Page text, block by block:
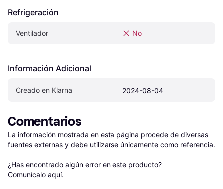
Refrigeración
Ventilador No
Información Adicional
Creado en Klarna 2024-08-04
Comentarios
La información mostrada en esta página procede de diversas
fuentes externas y debe utilizarse únicamente como referencia.
¿Has encontrado algún error en este producto?
Comunícalo aquí.